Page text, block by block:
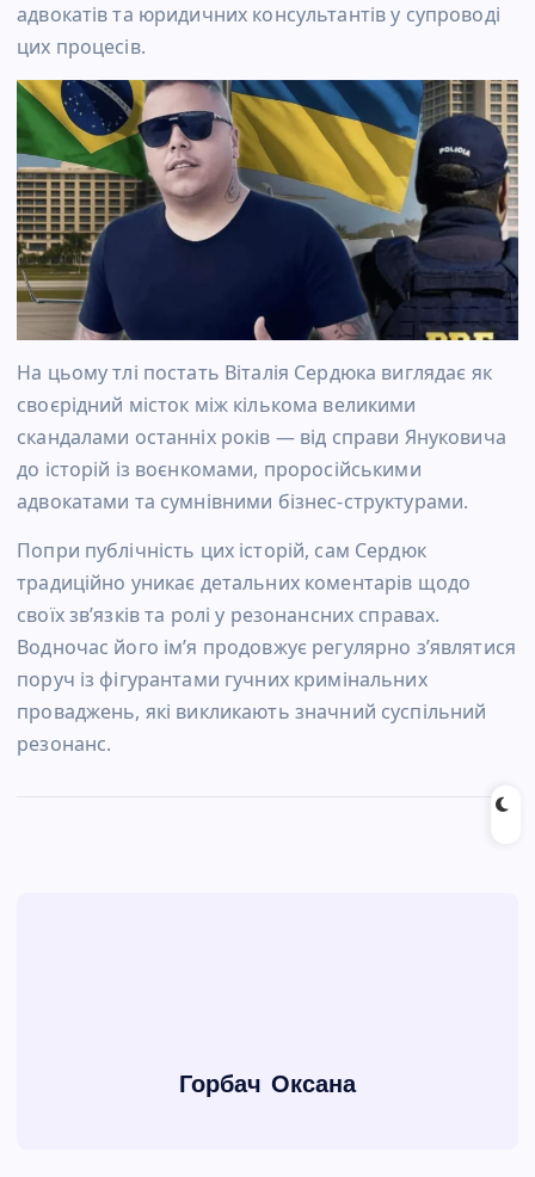
адвокатів та юридичних консультантів у супроводі
цих процесів.
На цьому тлі постать Віталія Сердюка виглядає як
своєрідний місток між кількома великими
скандалами останніх років — від справи Януковича
до історій із воєнкомами, проросійськими
адвокатами та сумнівними бізнес-структурами.
Попри публічність цих історій, сам Сердюк
традиційно уникає детальних коментарів щодо
своїх зв’язків та ролі у резонансних справах.
Водночас його ім’я продовжує регулярно з’являтися
поруч із фігурантами гучних кримінальних
проваджень, які викликають значний суспільний
резонанс.
Горбач Оксана